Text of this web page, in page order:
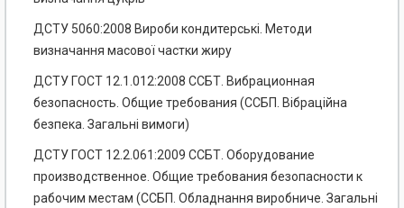
ДСТУ 5060:2008 Вироби кондитерські. Методи
визначання масової частки жиру
ДСТУ ГОСТ 12.1.012:2008 ССБТ. Вибрационная
безопасность. Общие требования (ССБП. Вібраційна
безпека. Загальні вимоги)
ДСТУ ГОСТ 12.2.061:2009 ССБТ. Оборудование
производственное. Общие требования безопасности к
рабочим местам (ССБП. Обладнання виробниче. Загальні